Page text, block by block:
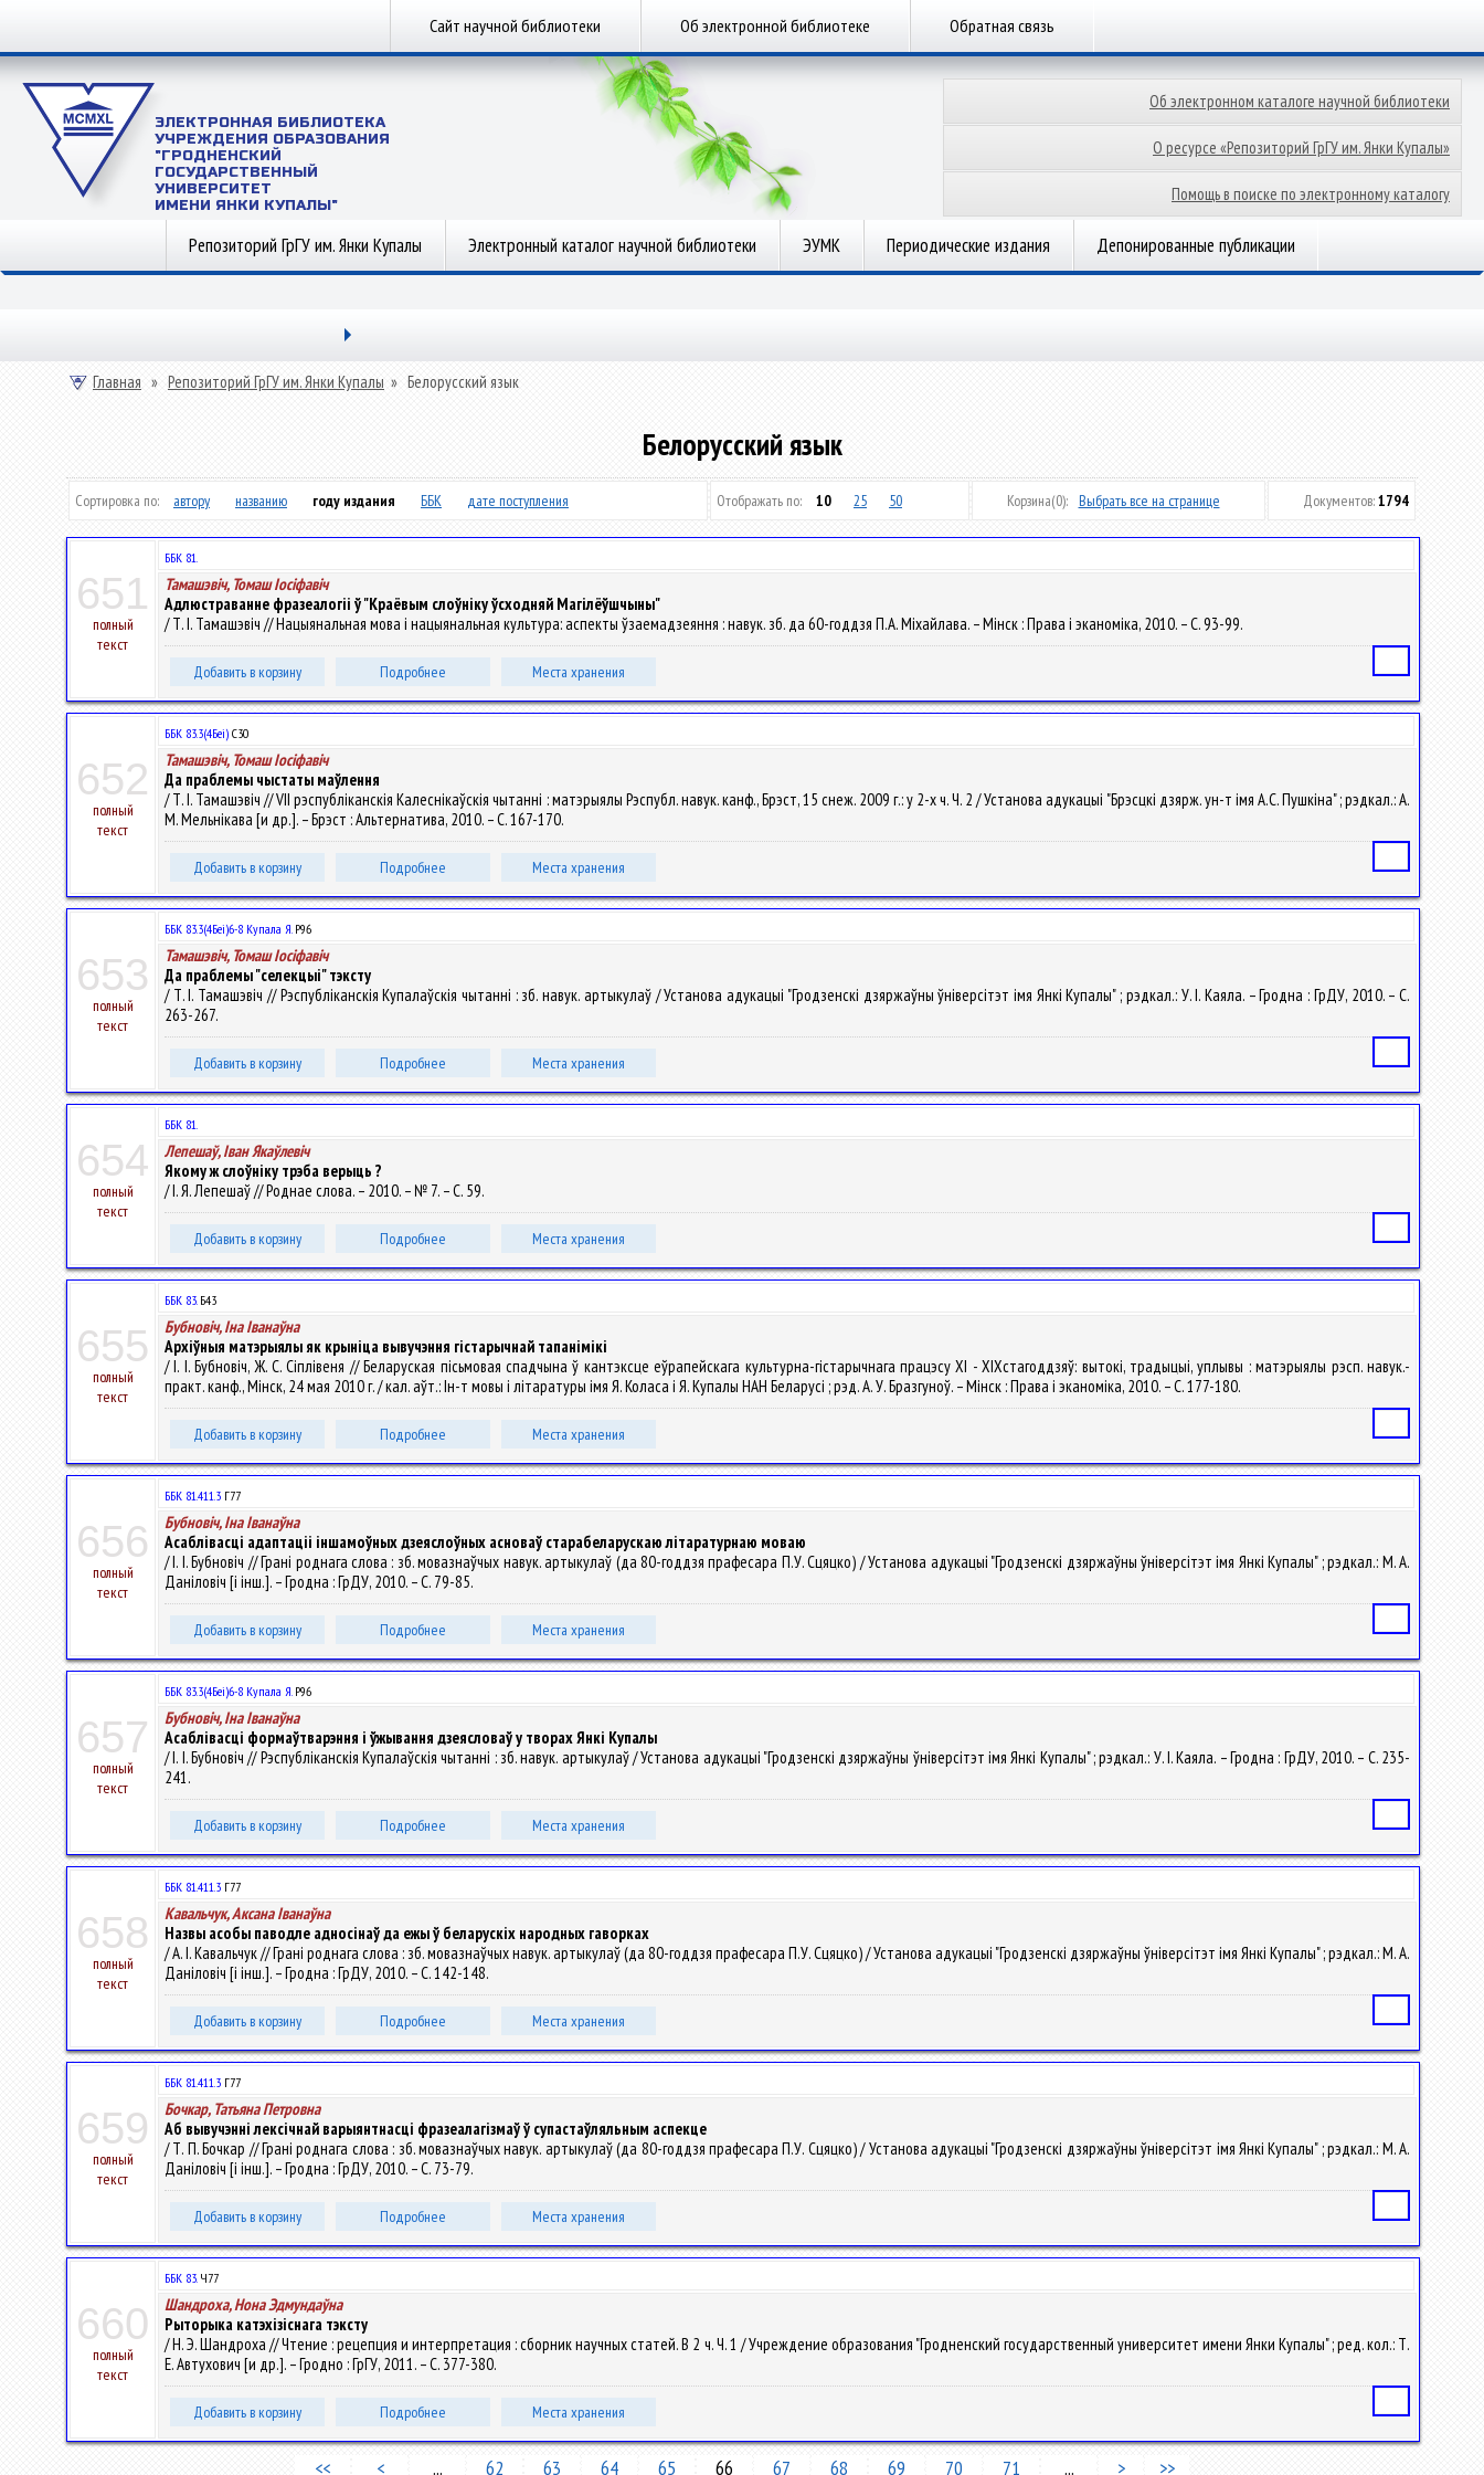
Сайт научной библиотеки Об электронной библиотеке Обратная связь
ЭЛЕКТРОННАЯ БИБЛИОТЕКА
УЧРЕЖДЕНИЯ ОБРАЗОВАНИЯ
"ГРОДНЕНСКИЙ
ГОСУДАРСТВЕННЫЙ
УНИВЕРСИТЕТ
ИМЕНИ ЯНКИ КУПАЛЫ"
Об электронном каталоге научной библиотеки
О ресурсе «Репозиторий ГрГУ им. Янки Купалы»
Помощь в поиске по электронному каталогу
Репозиторий ГрГУ им. Янки Купалы Электронный каталог научной библиотеки ЭУМК Периодические издания Депонированные публикации
Главная » Репозиторий ГрГУ им. Янки Купалы » Белорусский язык
Белорусский язык
Сортировка по: автору названию году издания ББК дате поступления Отображать по: 10 25 50 Корзина(0): Выбрать все на странице Документов:1794
651
полный
текст
ББК 81.
Тамашэвіч, Томаш Іосіфавіч
Адлюстраванне фразеалогіі ў "Краёвым слоўніку ўсходняй Магілёўшчыны"
/ Т. І. Тамашэвіч // Нацыянальная мова і нацыянальная культура: аспекты ўзаемадзеяння : навук. зб. да 60-годдзя П.А. Міхайлава. – Мінск : Права i эканомiка, 2010. – С. 93-99.
Добавить в корзину Подробнее Места хранения
652
полный
текст
ББК 83.3(4Беі) С30
Тамашэвіч, Томаш Іосіфавіч
Да праблемы чыстаты маўлення
/ Т. І. Тамашэвіч // VII рэспубліканскія Калеснікаўскія чытанні : матэрыялы Рэспубл. навук. канф., Брэст, 15 снеж. 2009 г.: у 2-х ч. Ч. 2 / Установа адукацыі "Брэсцкі дзярж. ун-т імя А.С. Пушкіна" ; рэдкал.: А.
М. Мельнікава [и др.]. – Брэст : Альтернатива, 2010. – С. 167-170.
Добавить в корзину Подробнее Места хранения
653
полный
текст
ББК 83.3(4Беі)6-8 Купала Я.Р96
Тамашэвіч, Томаш Іосіфавіч
Да праблемы "селекцыі" тэксту
/ Т. І. Тамашэвіч // Рэспубліканскія Купалаўскія чытанні : зб. навук. артыкулаў / Установа адукацыі "Гродзенскі дзяржаўны ўніверсітэт імя Янкі Купалы" ; рэдкал.: У. I. Каяла. – Гродна : ГрДУ, 2010. – С.
263-267.
Добавить в корзину Подробнее Места хранения
654
полный
текст
ББК 81.
Лепешаў, Iван Якаўлевiч
Якому ж слоўніку трэба верыць ?
/ I. Я. Лепешаў // Роднае слова. – 2010. – № 7. – С. 59.
Добавить в корзину Подробнее Места хранения
655
полный
текст
ББК 83.Б43
Бубновіч, Іна Іванаўна
Архіўныя матэрыялы як крыніца вывучэння гістарычнай тапанімікі
/ І. І. Бубновіч, Ж. С. Сіплівеня // Беларуская пісьмовая спадчына ў кантэксце еўрапейскага культурна-гістарычнага працэсу XI - XIXстагоддзяў: вытокі, традыцыі, уплывы : матэрыялы рэсп. навук.-
практ. канф., Мінск, 24 мая 2010 г. / кал. аўт.: Ін-т мовы і літаратуры імя Я. Коласа і Я. Купалы НАН Беларусі ; рэд. А. У. Бразгуноў. – Мінск : Права i эканомiка, 2010. – С. 177-180.
Добавить в корзину Подробнее Места хранения
656
полный
текст
ББК 81.411.3 Г77
Бубновіч, Іна Іванаўна
Асаблівасці адаптаціі іншамоўных дзеяслоўных асноваў старабеларускаю літаратурнаю моваю
/ І. І. Бубновіч // Грані роднага слова : зб. мовазнаўчых навук. артыкулаў (да 80-годдзя прафесара П.У. Сцяцко) / Установа адукацыі "Гродзенскі дзяржаўны ўніверсітэт імя Янкі Купалы" ; рэдкал.: М. А.
Даніловіч [і інш.]. – Гродна : ГрДУ, 2010. – С. 79-85.
Добавить в корзину Подробнее Места хранения
657
полный
текст
ББК 83.3(4Беі)6-8 Купала Я.Р96
Бубновіч, Іна Іванаўна
Асаблівасці формаўтварэння і ўжывання дзеясловаў у творах Янкі Купалы
/ І. І. Бубновіч // Рэспубліканскія Купалаўскія чытанні : зб. навук. артыкулаў / Установа адукацыі "Гродзенскі дзяржаўны ўніверсітэт імя Янкі Купалы" ; рэдкал.: У. I. Каяла. – Гродна : ГрДУ, 2010. – С. 235-
241.
Добавить в корзину Подробнее Места хранения
658
полный
текст
ББК 81.411.3 Г77
Кавальчук, Аксана Іванаўна
Назвы асобы паводле адносінаў да ежы ў беларускіх народных гаворках
/ А. І. Кавальчук // Грані роднага слова : зб. мовазнаўчых навук. артыкулаў (да 80-годдзя прафесара П.У. Сцяцко) / Установа адукацыі "Гродзенскі дзяржаўны ўніверсітэт імя Янкі Купалы" ; рэдкал.: М. А.
Даніловіч [і інш.]. – Гродна : ГрДУ, 2010. – С. 142-148.
Добавить в корзину Подробнее Места хранения
659
полный
текст
ББК 81.411.3 Г77
Бочкар, Татьяна Петровна
Аб вывучэнні лексічнай варыянтнасці фразеалагізмаў ў супастаўляльным аспекце
/ Т. П. Бочкар // Грані роднага слова : зб. мовазнаўчых навук. артыкулаў (да 80-годдзя прафесара П.У. Сцяцко) / Установа адукацыі "Гродзенскі дзяржаўны ўніверсітэт імя Янкі Купалы" ; рэдкал.: М. А.
Даніловіч [і інш.]. – Гродна : ГрДУ, 2010. – С. 73-79.
Добавить в корзину Подробнее Места хранения
660
полный
текст
ББК 83.Ч77
Шандроха, Нона Эдмундаўна
Рыторыка катэхізіснага тэксту
/ Н. Э. Шандроха // Чтение : рецепция и интерпретация : сборник научных статей. В 2 ч. Ч. 1 / Учреждение образования "Гродненский государственный университет имени Янки Купалы" ; ред. кол.: Т.
Е. Автухович [и др.]. – Гродно : ГрГУ, 2011. – С. 377-380.
Добавить в корзину Подробнее Места хранения
<< < ... 62 63 64 65 66 67 68 69 70 71 ... > >>